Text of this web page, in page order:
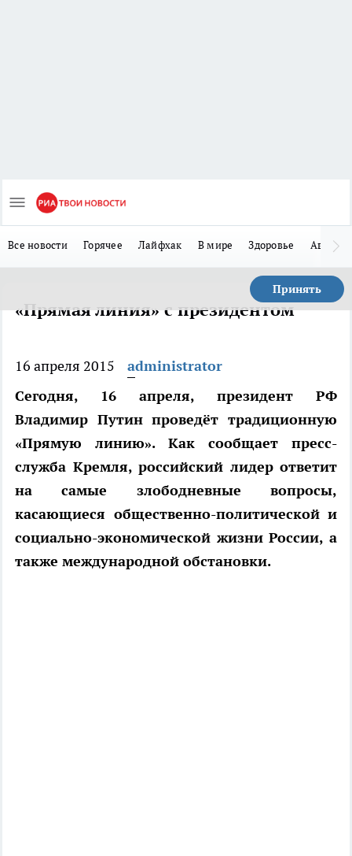
Все новости Горячее Лайфхак В мире Здоровье Авто
Принять
«Прямая линия» с президентом
16 апреля 2015
administrator
Сегодня, 16 апреля, президент РФ
Владимир Путин проведёт традиционную
«Прямую линию». Как сообщает пресс-
служба Кремля, российский лидер ответит
на самые злободневные вопросы,
касающиеся общественно-политической и
социально-экономической жизни России, а
также международной обстановки.